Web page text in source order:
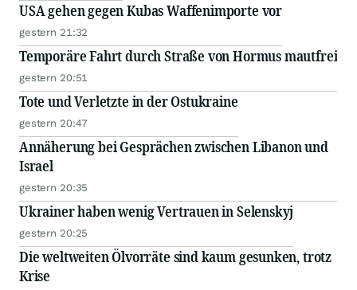
USA gehen gegen Kubas Waffenimporte vor
gestern 21:32
Temporäre Fahrt durch Straße von Hormus mautfrei
gestern 20:51
Tote und Verletzte in der Ostukraine
gestern 20:47
Annäherung bei Gesprächen zwischen Libanon und
Israel
gestern 20:35
Ukrainer haben wenig Vertrauen in Selenskyj
gestern 20:25
Die weltweiten Ölvorräte sind kaum gesunken, trotz
Krise